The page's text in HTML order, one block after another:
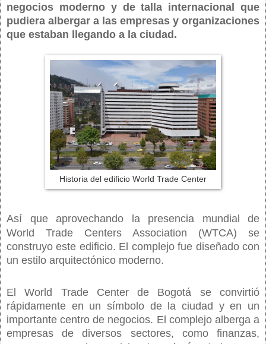
negocios moderno y de talla internacional que
pudiera albergar a las empresas y organizaciones
que estaban llegando a la ciudad.
Historia del edificio World Trade Center
Así que aprovechando la presencia mundial de
World Trade Centers Association (WTCA) se
construyo este edificio. El complejo fue diseñado con
un estilo arquitectónico moderno.
El World Trade Center de Bogotá se convirtió
rápidamente en un símbolo de la ciudad y en un
importante centro de negocios. El complejo alberga a
empresas de diversos sectores, como finanzas,